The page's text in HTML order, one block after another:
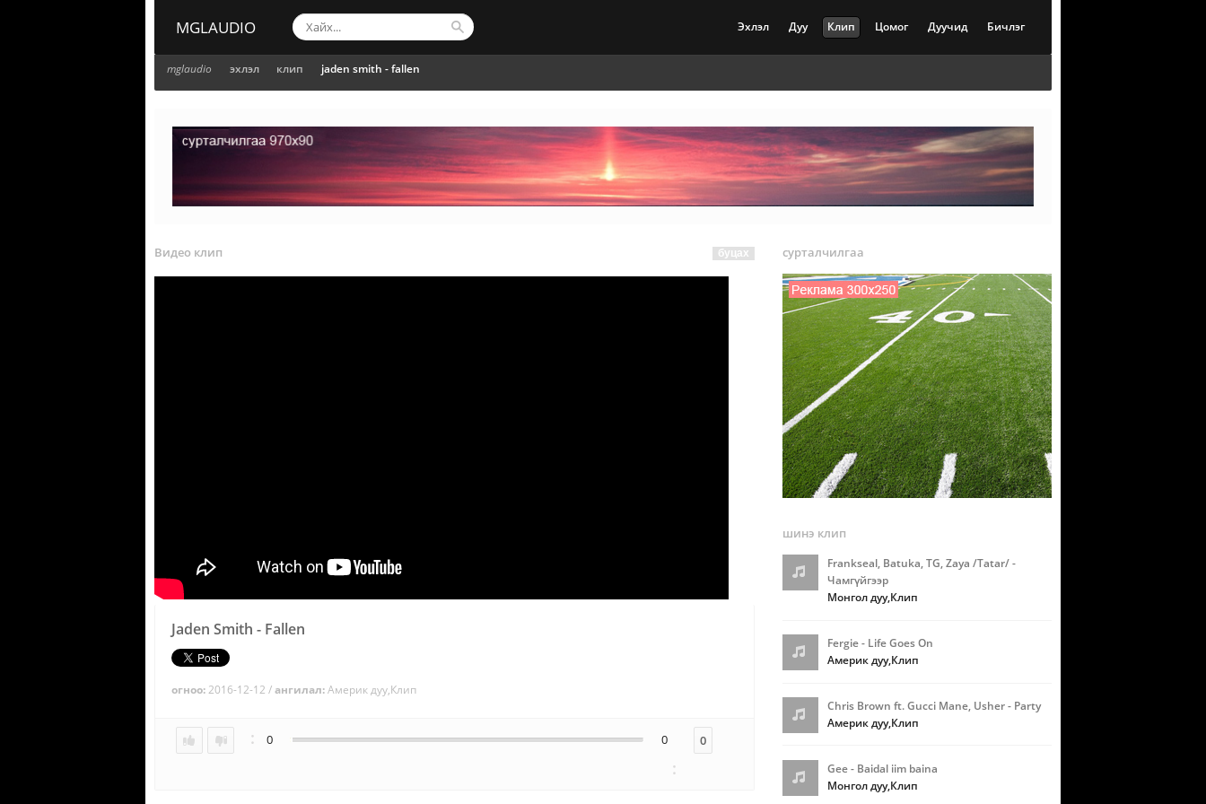
MGLAUDIO Эхлэл Дуу Клип Цомог Дуучид Бичлэг
mglaudio эхлэл клип jaden smith - fallen
Видео клип буцах
Jaden Smith - Fallen
огноо:2016-12-12 /ангилал:Америк дуу,Клип
: 0 0
:
0
сурталчилгаа
шинэ клип
Frankseal, Batuka, TG, Zaya /Tatar/ -
Чамгүйгээр
Монгол дуу,Клип
Fergie - Life Goes On
Америк дуу,Клип
Chris Brown ft. Gucci Mane, Usher - Party
Америк дуу,Клип
Gee - Baidal iim baina
Монгол дуу,Клип